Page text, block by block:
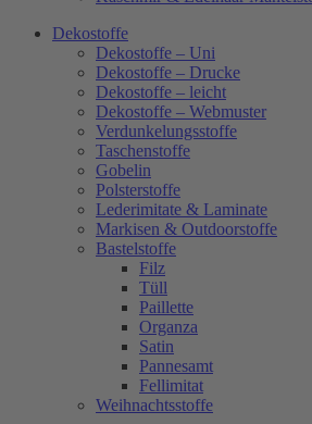
Dekostoffe
Dekostoffe – Uni
Dekostoffe – Drucke
Dekostoffe – leicht
Dekostoffe – Webmuster
Verdunkelungsstoffe
Taschenstoffe
Gobelin
Polsterstoffe
Lederimitate & Laminate
Markisen & Outdoorstoffe
Bastelstoffe
Filz
Tüll
Paillette
Organza
Satin
Pannesamt
Fellimitat
Weihnachtsstoffe